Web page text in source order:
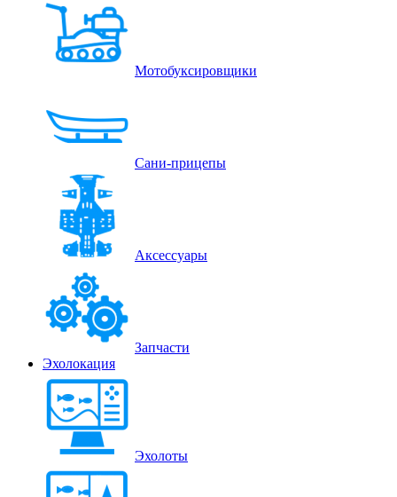
Мотобуксировщики
Сани-прицепы
Аксессуары
Запчасти
Эхолокация
Эхолоты